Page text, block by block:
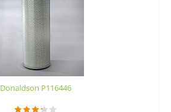
Donaldson P116446